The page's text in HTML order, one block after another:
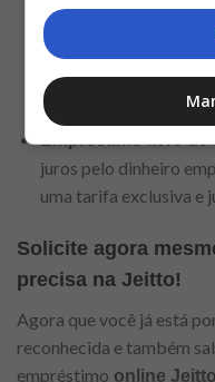
é bem diferente das
Jeitto o dinheiro cai no
for para outra
horas;
Empréstimo livre
juros pelo dinheiro
uma tarifa exclusiva e
Solicite agora
precisa na Jeitto!
Agora que você já está
reconhecida e também
empréstimo online Jeitto